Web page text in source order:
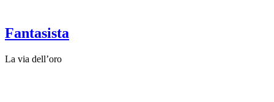
Fantasista
La via dell’oro